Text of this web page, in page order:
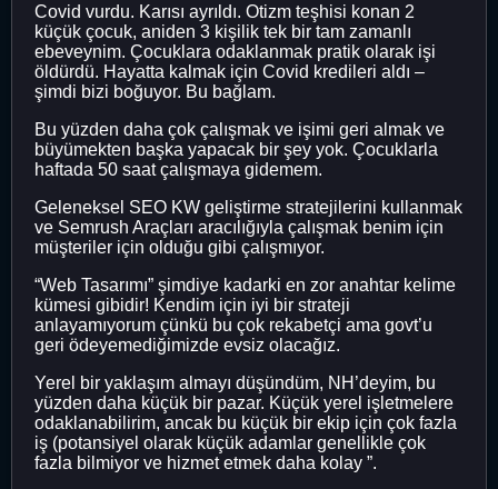
Covid vurdu. Karısı ayrıldı. Otizm teşhisi konan 2
küçük çocuk, aniden 3 kişilik tek bir tam zamanlı
ebeveynim. Çocuklara odaklanmak pratik olarak işi
öldürdü. Hayatta kalmak için Covid kredileri aldı –
şimdi bizi boğuyor. Bu bağlam.
Bu yüzden daha çok çalışmak ve işimi geri almak ve
büyümekten başka yapacak bir şey yok. Çocuklarla
haftada 50 saat çalışmaya gidemem.
Geleneksel SEO KW geliştirme stratejilerini kullanmak
ve Semrush Araçları aracılığıyla çalışmak benim için
müşteriler için olduğu gibi çalışmıyor.
“Web Tasarımı” şimdiye kadarki en zor anahtar kelime
kümesi gibidir! Kendim için iyi bir strateji
anlayamıyorum çünkü bu çok rekabetçi ama govt’u
geri ödeyemediğimizde evsiz olacağız.
Yerel bir yaklaşım almayı düşündüm, NH’deyim, bu
yüzden daha küçük bir pazar. Küçük yerel işletmelere
odaklanabilirim, ancak bu küçük bir ekip için çok fazla
iş (potansiyel olarak küçük adamlar genellikle çok
fazla bilmiyor ve hizmet etmek daha kolay ”.